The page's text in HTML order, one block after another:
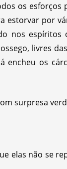
os esforços
estorvar por
nos espíritos
livres
encheu os
surpresa
elas não se